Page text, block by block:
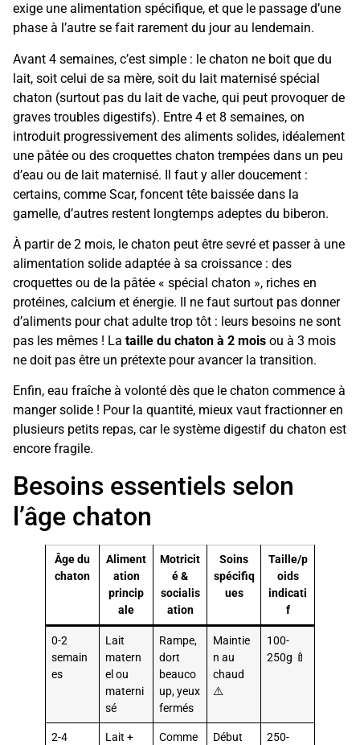
exige une alimentation spécifique, et que le passage d’une
phase à l’autre se fait rarement du jour au lendemain.
Avant 4 semaines, c’est simple : le chaton ne boit que du
lait, soit celui de sa mère, soit du lait maternisé spécial
chaton (surtout pas du lait de vache, qui peut provoquer de
graves troubles digestifs). Entre 4 et 8 semaines, on
introduit progressivement des aliments solides, idéalement
une pâtée ou des croquettes chaton trempées dans un peu
d’eau ou de lait maternisé. Il faut y aller doucement :
certains, comme Scar, foncent tête baissée dans la
gamelle, d’autres restent longtemps adeptes du biberon.
À partir de 2 mois, le chaton peut être sevré et passer à une
alimentation solide adaptée à sa croissance : des
croquettes ou de la pâtée « spécial chaton », riches en
protéines, calcium et énergie. Il ne faut surtout pas donner
d’aliments pour chat adulte trop tôt : leurs besoins ne sont
pas les mêmes ! La taille du chaton à 2 mois ou à 3 mois
ne doit pas être un prétexte pour avancer la transition.
Enfin, eau fraîche à volonté dès que le chaton commence à
manger solide ! Pour la quantité, mieux vaut fractionner en
plusieurs petits repas, car le système digestif du chaton est
encore fragile.
Besoins essentiels selon
l’âge chaton
Âge du
chaton
Aliment
ation
princip
ale
Motricit
é &
socialis
ation
Soins
spécifiq
ues
Taille/p
oids
indicati
f
0-2
semain
es
Lait
matern
el ou
materni
sé
Rampe,
dort
beauco
up, yeux
fermés
Maintie
n au
chaud
⚠️
100-
250g 🍼
2-4
Lait +
Comme
Début
250-